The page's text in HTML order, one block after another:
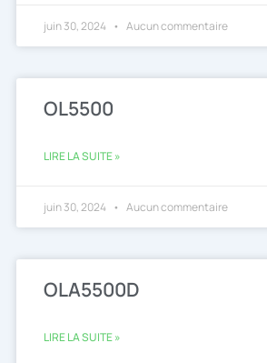
juin 30, 2024 Aucun commentaire
OL5500
LIRE LA SUITE »
juin 30, 2024 Aucun commentaire
OLA5500D
LIRE LA SUITE »